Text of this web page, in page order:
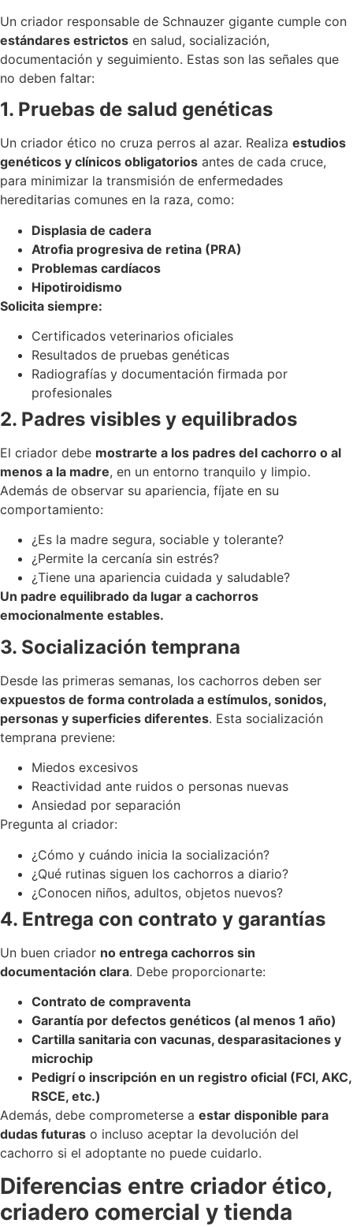
Un criador responsable de Schnauzer gigante cumple con
estándares estrictos en salud, socialización,
documentación y seguimiento. Estas son las señales que
no deben faltar:
1. Pruebas de salud genéticas
Un criador ético no cruza perros al azar. Realiza estudios
genéticos y clínicos obligatorios antes de cada cruce,
para minimizar la transmisión de enfermedades
hereditarias comunes en la raza, como:
Displasia de cadera
Atrofia progresiva de retina (PRA)
Problemas cardíacos
Hipotiroidismo
Solicita siempre:
Certificados veterinarios oficiales
Resultados de pruebas genéticas
Radiografías y documentación firmada por
profesionales
2. Padres visibles y equilibrados
El criador debe mostrarte a los padres del cachorro o al
menos a la madre, en un entorno tranquilo y limpio.
Además de observar su apariencia, fíjate en su
comportamiento:
¿Es la madre segura, sociable y tolerante?
¿Permite la cercanía sin estrés?
¿Tiene una apariencia cuidada y saludable?
Un padre equilibrado da lugar a cachorros
emocionalmente estables.
3. Socialización temprana
Desde las primeras semanas, los cachorros deben ser
expuestos de forma controlada a estímulos, sonidos,
personas y superficies diferentes. Esta socialización
temprana previene:
Miedos excesivos
Reactividad ante ruidos o personas nuevas
Ansiedad por separación
Pregunta al criador:
¿Cómo y cuándo inicia la socialización?
¿Qué rutinas siguen los cachorros a diario?
¿Conocen niños, adultos, objetos nuevos?
4. Entrega con contrato y garantías
Un buen criador no entrega cachorros sin
documentación clara. Debe proporcionarte:
Contrato de compraventa
Garantía por defectos genéticos (al menos 1 año)
Cartilla sanitaria con vacunas, desparasitaciones y
microchip
Pedigrí o inscripción en un registro oficial (FCI, AKC,
RSCE, etc.)
Además, debe comprometerse a estar disponible para
dudas futuras o incluso aceptar la devolución del
cachorro si el adoptante no puede cuidarlo.
Diferencias entre criador ético,
criadero comercial y tienda